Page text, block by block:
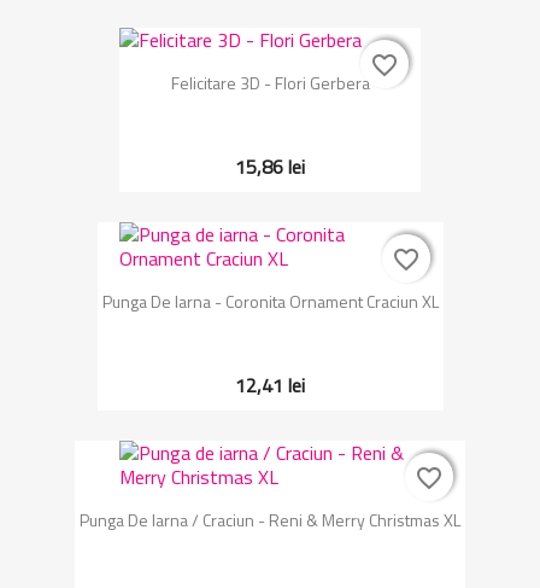
Felicitare 3D - Flori Gerbera
15,86 lei
favorite_border
favorite_border
Punga De Iarna - Coronita Ornament Craciun XL
12,41 lei
favorite_border
favorite_border
Punga De Iarna / Craciun - Reni & Merry Christmas XL
favorite_border
favorite_border